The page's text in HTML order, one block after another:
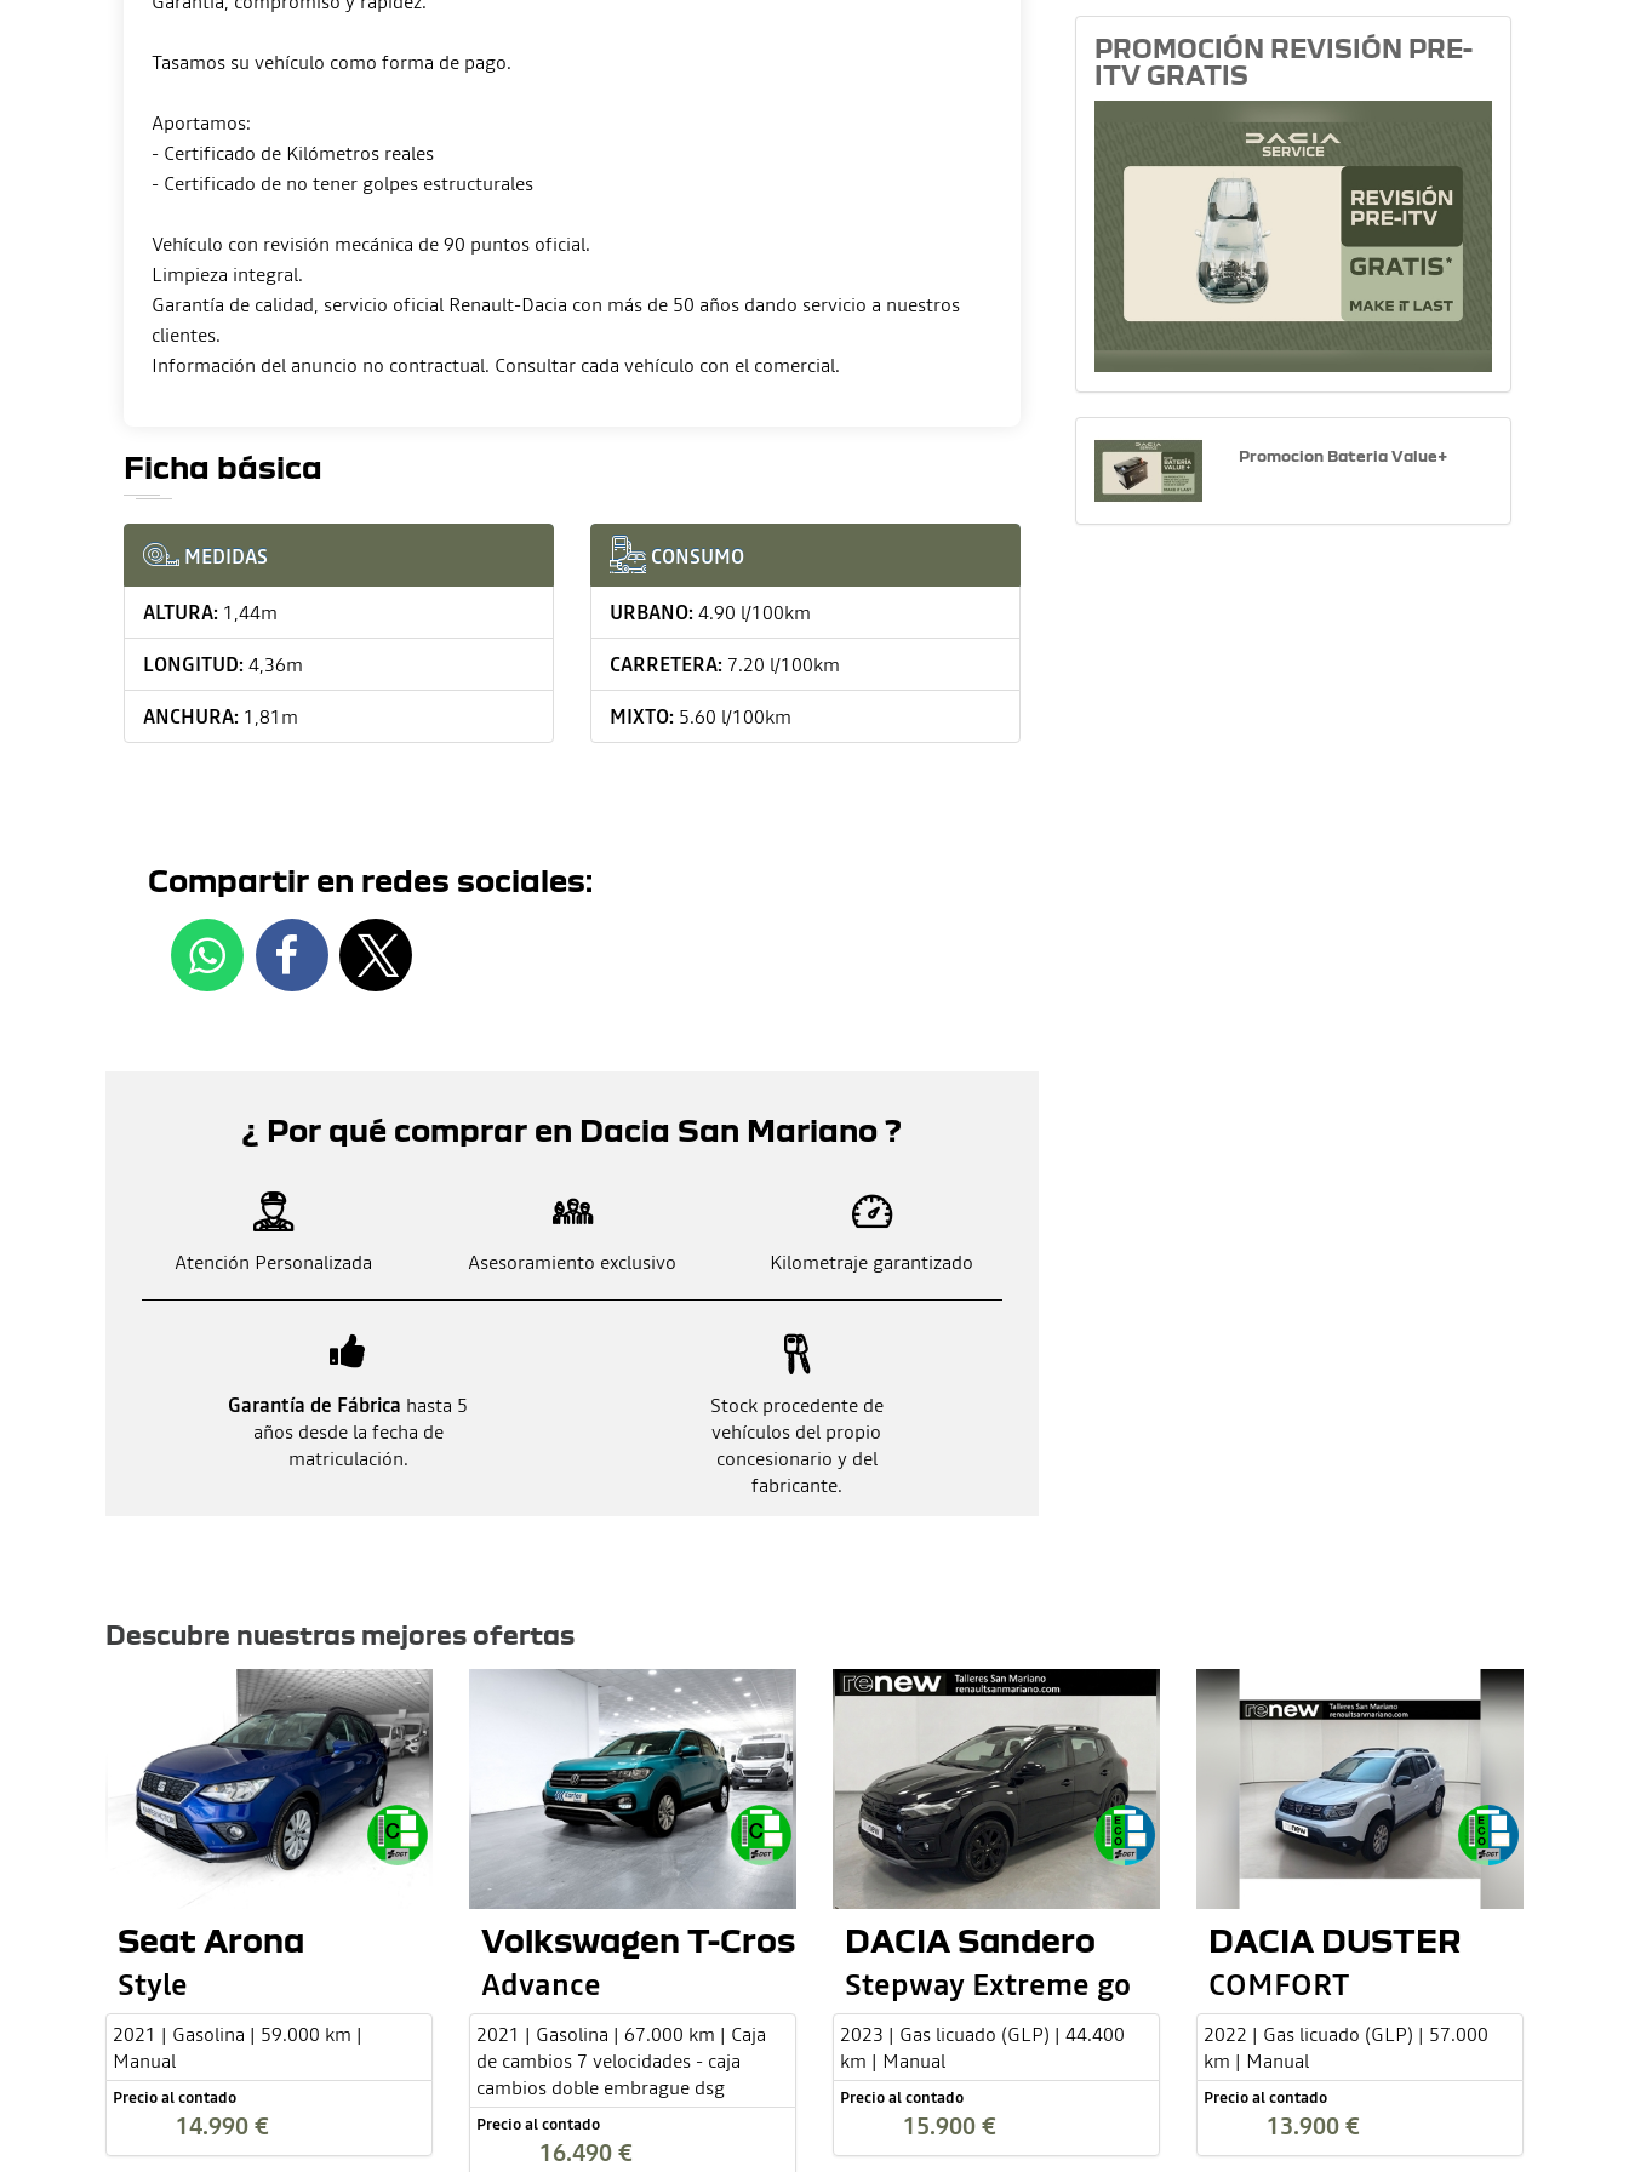
Tasamos su vehículo como forma de pago.
Aportamos:
- Certificado de Kilómetros reales
- Certificado de no tener golpes estructurales
Vehículo con revisión mecánica de 90 puntos oficial.
Limpieza integral.
Garantía de calidad, servicio oficial Renault-Dacia con más de 50 años dando servicio a nuestros
clientes.
Ficha básica
MEDIDAS
ALTURA: 1,44m
LONGITUD:4,36m
ANCHURA: 1,81m
CONSUMO
URBANO:4.90 l/100km
CARRETERA: 7.20 l/100km
MIXTO: 5.60 l/100km
Compartir en redes sociales:
¿ Por qué comprar en Dacia San Mariano ?
Atención Personalizada Asesoramiento exclusivo Kilometraje garantizado
Garantía de Fábrica hasta 5
años desde la fecha de
matriculación.
Stock procedente de
vehículos del propio
concesionario y del
fabricante.
PROMOCIÓN REVISIÓN PRE-
ITV GRATIS
Promocion Bateria Value+
Descubre nuestras mejores ofertas
Seat Arona
Style
2021 | Gasolina | 59.000 km |
Manual
Precio al contado
14.990 €
Volkswagen T-Cross
Advance
2021 | Gasolina | 67.000 km | Caja
de cambios 7 velocidades - caja
cambios doble embrague dsg
Precio al contado
16.490 €
DACIA Sandero
Stepway Extreme go
2023 | Gas licuado (GLP) | 44.400
km | Manual
Precio al contado
15.900 €
DACIA DUSTER
COMFORT
2022 | Gas licuado (GLP) | 57.000
km | Manual
Precio al contado
13.900 €